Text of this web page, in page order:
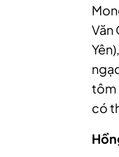
Văn
tôm
có